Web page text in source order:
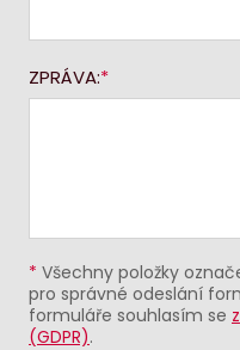
ZPRÁVA:
* Všechny položky
pro správné odeslání
formuláře souhlasím se
(GDPR).